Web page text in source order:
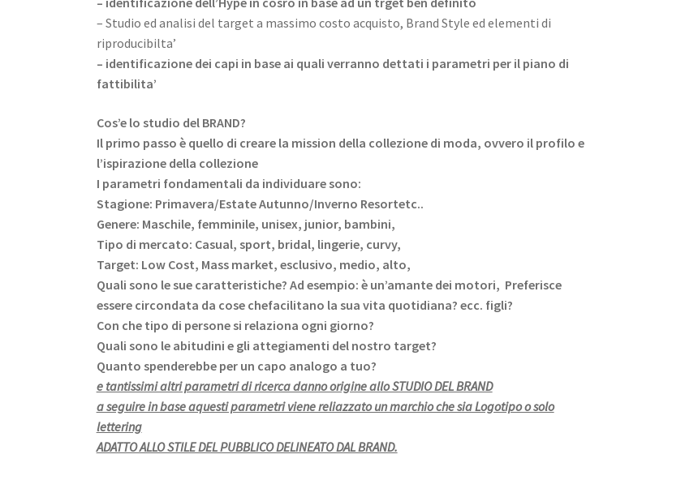
– Studio ed analisi del target a massimo costo acquisto, Brand Style ed elementi di
riproducibilta’
– identificazione dei capi in base ai quali verranno dettati i parametri per il piano di
fattibilita’
Cos’e lo studio del BRAND?
Il primo passo è quello di creare la mission della collezione di moda, ovvero il profilo e
l’ispirazione della collezione
I parametri fondamentali da individuare sono:
Stagione: Primavera/Estate Autunno/Inverno Resortetc..
Genere: Maschile, femminile, unisex, junior, bambini,
Tipo di mercato: Casual, sport, bridal, lingerie, curvy,
Target: Low Cost, Mass market, esclusivo, medio, alto,
Quali sono le sue caratteristiche? Ad esempio: è un’amante dei motori, Preferisce
essere circondata da cose chefacilitano la sua vita quotidiana? ecc. figli?
Con che tipo di persone si relaziona ogni giorno?
Quali sono le abitudini e gli attegiamenti del nostro target?
Quanto spenderebbe per un capo analogo a tuo?
e tantissimi altri parametri di ricerca danno origine allo STUDIO DEL BRAND
a seguire in base aquesti parametri viene reliazzato un marchio che sia Logotipo o solo
lettering
ADATTO ALLO STILE DEL PUBBLICO DELINEATO DAL BRAND.